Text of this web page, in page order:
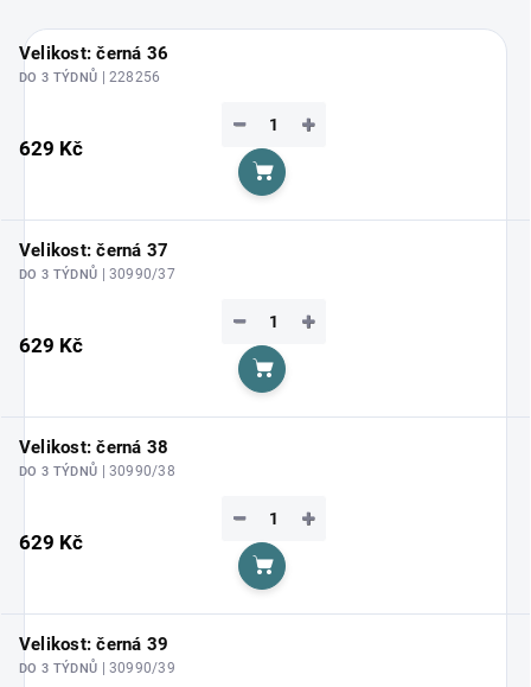
Velikost: černá 36
DO 3 TÝDNŮ | 228256
629 Kč
+
−
Do košíku
Velikost: černá 37
DO 3 TÝDNŮ | 30990/37
629 Kč
+
−
Do košíku
Velikost: černá 38
DO 3 TÝDNŮ | 30990/38
629 Kč
+
−
Do košíku
Velikost: černá 39
DO 3 TÝDNŮ | 30990/39